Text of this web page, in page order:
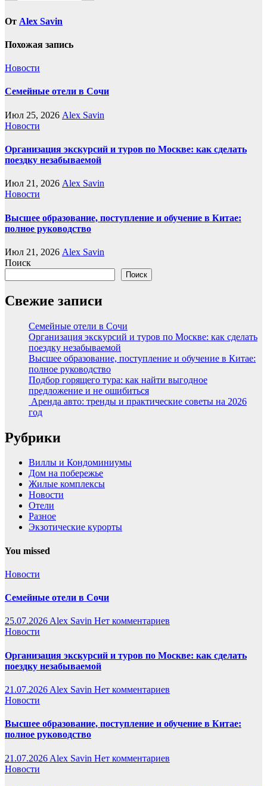
От Alex Savin
Похожая запись
Новости
Семейные отели в Сочи
Июл 25, 2026 Alex Savin
Новости
Организация экскурсий и туров по Москве: как сделать
поездку незабываемой
Июл 21, 2026 Alex Savin
Новости
Высшее образование, поступление и обучение в Китае:
полное руководство
Июл 21, 2026 Alex Savin
Поиск
Поиск
Свежие записи
Семейные отели в Сочи
Организация экскурсий и туров по Москве: как сделать
поездку незабываемой
Высшее образование, поступление и обучение в Китае:
полное руководство
Подбор горящего тура: как найти выгодное
предложение и не ошибиться
Аренда авто: тренды и практические советы на 2026
год
Рубрики
Виллы и Кондоминиумы
Дом на побережье
Жилые комплексы
Новости
Отели
Разное
Экзотические курорты
You missed
Новости
Семейные отели в Сочи
25.07.2026Alex Savin Нет комментариев
Новости
Организация экскурсий и туров по Москве: как сделать
поездку незабываемой
21.07.2026 Alex Savin Нет комментариев
Новости
Высшее образование, поступление и обучение в Китае:
полное руководство
21.07.2026 Alex Savin Нет комментариев
Новости